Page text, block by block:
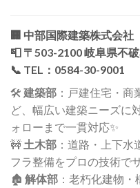
🏢 中部国際建築株式会社
📮 〒503-2100 岐阜県不
📞 TEL：0584-30-9001
🛠️ 建築部 ：戸建住宅・
ど、幅広い建築ニーズに
ォローまで一貫対応✨
🚧 土木部 ：道路・上下
フラ整備をプロの技術で
🏚️ 解体部 ：老朽化建物